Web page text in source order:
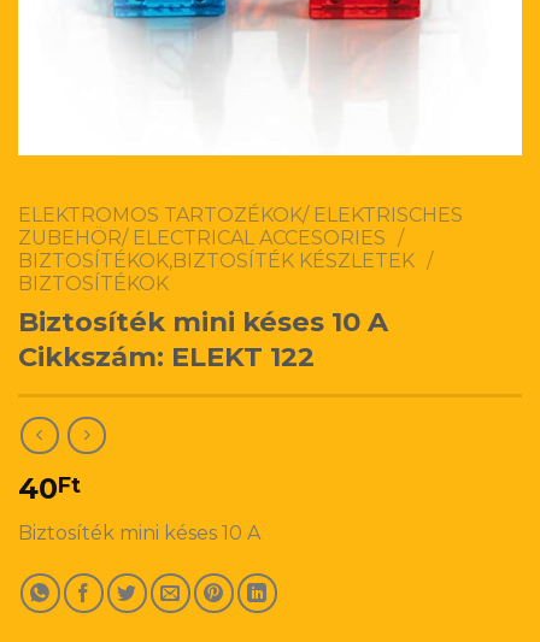
ELEKTROMOS TARTOZÉKOK/ ELEKTRISCHES
ZUBEHÖR/ ELECTRICAL ACCESORIES /
BIZTOSÍTÉKOK,BIZTOSÍTÉK KÉSZLETEK /
BIZTOSÍTÉKOK
Biztosíték mini késes 10 A
Cikkszám: ELEKT 122
40Ft
Biztosíték mini késes 10 A